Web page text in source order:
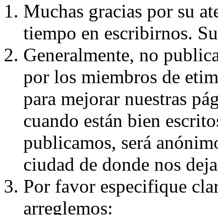
Muchas gracias por su
tiempo en escribirnos.
Generalmente, no
por los miembros de
para mejorar nuestras
cuando están bien
publicamos, será
ciudad de donde nos
Por favor especifique
arreglemos: